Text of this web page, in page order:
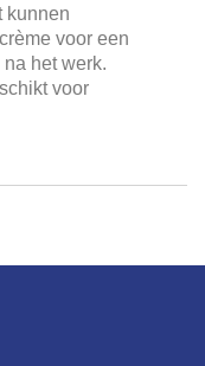
kunnen
voor een
het werk.
voor